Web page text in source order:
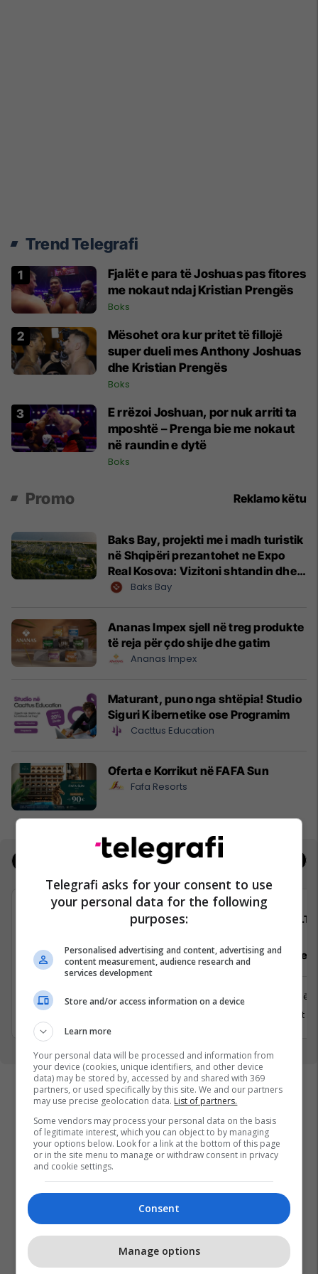
Trend Telegrafi
Fjalët e para të Joshuas pas fitores
me nokaut ndaj Kristian Prengës
Boks
Mësohet ora kur pritet të fillojë
super dueli mes Anthony Joshuas
dhe Kristian Prengës
Boks
E rrëzoi Joshuan, por nuk arriti ta
mposhtë – Prenga bie me nokaut
në raundin e dytë
Boks
Promo Reklamo këtu
Baks Bay, projekti me i madh turistik
në Shqipëri prezantohet ne Expo
Real Kosova: Vizitoni shtandin dhe
zbuloni mundësitë e investimit
Baks Bay
Ananas Impex sjell në treg produkte
të reja për çdo shije dhe gatim
Ananas Impex
Maturant, puno nga shtëpia! Studio
Siguri Kibernetike ose Programim
Cacttus Education
Oferta e Korrikut në FAFA Sun
Fafa Resorts
Real Estate
Recepsioniste
Prishtinë
Asistente
Prishtinë
8 Gusht
Telegrafi asks for your consent to use
your personal data for the following
purposes:
Personalised advertising and content, advertising and
content measurement, audience research and
services development
Store and/or access information on a device
Learn more
Your personal data will be processed and information from
your device (cookies, unique identifiers, and other device
data) may be stored by, accessed by and shared with 369
partners, or used specifically by this site. We and our partners
may use precise geolocation data. List of partners.
Some vendors may process your personal data on the basis
of legitimate interest, which you can object to by managing
your options below. Look for a link at the bottom of this page
or in the site menu to manage or withdraw consent in privacy
and cookie settings.
Consent
Manage options